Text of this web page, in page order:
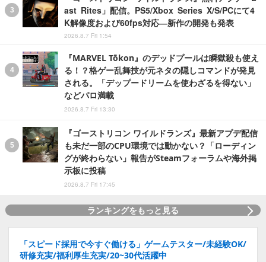
ast Rites」配信。PS5/Xbox Series X/S/PCにて4
K解像度および60fps対応―新作の開発も発表
2026.8.7 Fri 1:54
『MARVEL Tōkon』のデッドプールは瞬獄殺も使え
る！？格ゲー乱舞技が元ネタの隠しコマンドが発見
される。「デップードリームを使わざるを得ない」
などパロ満載
2026.8.7 Fri 13:30
『ゴーストリコン ワイルドランズ』最新アプデ配信
も未だ一部のCPU環境では動かない？「ローディン
グが終わらない」報告がSteamフォーラムや海外掲
示板に投稿
2026.8.7 Fri 17:45
ランキングをもっと見る
「スピード採用で今すぐ働ける」ゲームテスター/未経験OK/
研修充実/福利厚生充実/20~30代活躍中